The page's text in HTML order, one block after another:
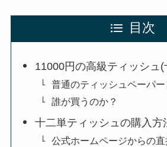
目次
11000円の高級ティッシュ(
普通のティッシュペーパ
誰が買うのか？
十二単ティッシュの購入方
公式ホームページからの直